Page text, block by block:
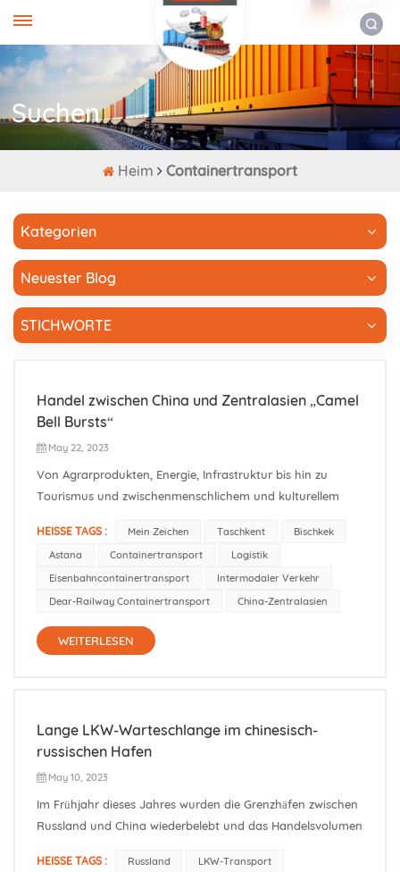
Suchen
Heim Containertransport
Kategorien
Neuester Blog
STICHWORTE
Handel zwischen China und Zentralasien „Camel
Bell Bursts“
May 22, 2023
Von Agrarprodukten, Energie, Infrastruktur bis hin zu
Tourismus und zwischenmenschlichem und kulturellem
Ergebnisse geerntet. Den Informationen auf der Website
des Außenministeriums zufolge fand vom 18. bis 19. Mai in
Xi'an in der Provinz Shaanx...
HEISSE TAGS : Mein Zeichen Taschkent
Bischkek
Astana
Containertransport
Logistik
Eisenbahncontainertransport
Intermodaler Verkehr
Dear-Railway Containertransport
China-Zentralasien
WEITERLESEN
Lange LKW-Warteschlange im chinesisch-
russischen Hafen
May 10, 2023
Im Frühjahr dieses Jahres wurden die Grenzhäfen zwischen
Russland und China wiederbelebt und das Handelsvolumen
Nach Angaben des russischen Föderalen Zolldienstes ist
HEISSE TAGS : Russland
LKW-Transport